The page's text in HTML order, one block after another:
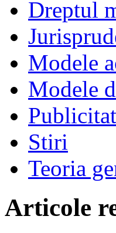
Dreptul
Modele
Modele
Stiri
Teoria
Articole